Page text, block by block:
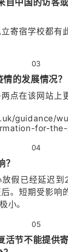
自中国的访客
寄宿学校都有
03
情的发展情况？
点在该网站上
guidance/
for-
04
放假已经延迟到
。短期受影响
小。
05
活节不能提供